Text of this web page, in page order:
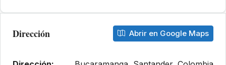
Dirección Abrir en Google Maps